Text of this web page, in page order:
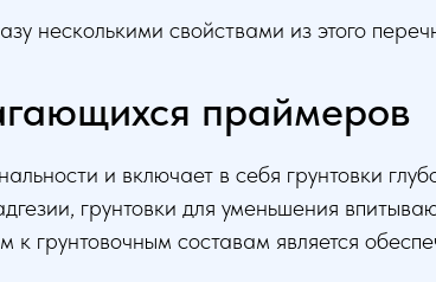
несколькими свойствами из этого
праймеров
и включает в себя грунтовки
грунтовки для уменьшения
грунтовочным составам является